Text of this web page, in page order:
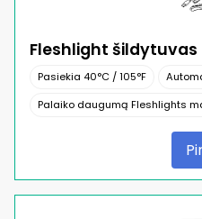
Fleshlight šildytuvas
Pasiekia 40°C / 105°F
Palaiko daugumą Fleshlights